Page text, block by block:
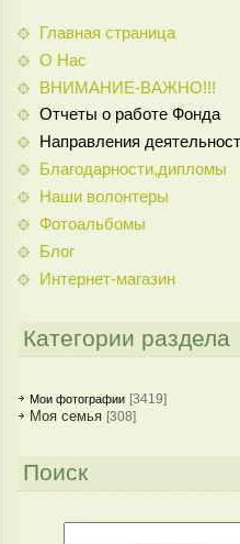
Главная страница
О Нас
ВНИМАНИЕ-ВАЖНО!!!
Отчеты о работе Фонда
Направления
Благодарности,дипломы
Наши волонтеры
Фотоальбомы
Блог
Интернет-магазин
Категории раздела
Мои фотографии [3419]
Моя семья [308]
Поиск